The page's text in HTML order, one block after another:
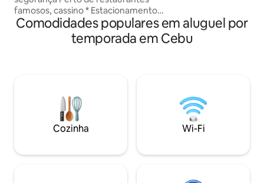
famosos, cassino * Estacionamento
gratuito dentro do condomínio (por
favor, pergunte-nos disponibilidade) *
Wi-Fi gratuito mais rápido (200MB/S),
tudo, desde uma cama de casal, ar-
condicionado, TV, armário, mesa,
geladeira e micro-ondas. A segurança é
boa com seu próprio sistema de
pode caminhar até o cassino à beira-
restaurante de
localizado no
Hotel oferece
Comodidades populares em aluguel por
temporada em Cebu
Cozinha Wi-Fi